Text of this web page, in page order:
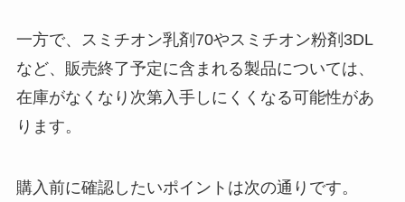
一方で、スミチオン乳剤70やスミチオン粉剤3DL
など、販売終了予定に含まれる製品については、
在庫がなくなり次第入手しにくくなる可能性があ
ります。
購入前に確認したいポイントは次の通りです。